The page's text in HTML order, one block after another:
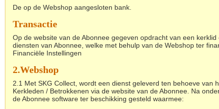
De op de Webshop aangesloten bank.
Transactie
Op de website van de Abonnee gegeven opdracht van een
diensten van Abonnee, welke met behulp van de Webshop ter
Financiële Instellingen
2.Webshop
2.1 Met SKG Collect, wordt een dienst geleverd ten behoeve van
Kerkleden / Betrokkenen via de website van de Abonnee. Na
de Abonnee software ter beschikking gesteld waarmee: